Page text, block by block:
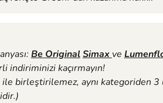
Be OriginalSimax ve
indiriminizi kaçırmayın!
ile birleştirilemez, aynı kategoriden